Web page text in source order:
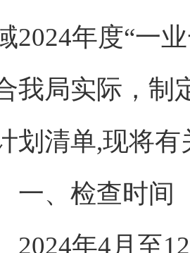
2024年度“一
我局实际，制
划清单,现将
、检查时间
年4月至12